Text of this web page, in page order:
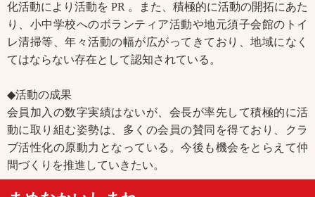
化活動により活動を PR 。また、積極的に活動の開拓にあた
り、小中学校へのボランティア活動や地元須子会館のトイ
レ清掃等、年々活動の幅が広がってきており、地域になく
てはならない存在として認知されている。
◆活動の成果
会員加入の数字実績はないが、会長が率先して積極的に活
動に取り組む姿勢は、多くの会員の賛同を得ており、クラ
ブ活性化の原動力となっている。今後も機会をとらえて仲
間づくりを推進していきたい。